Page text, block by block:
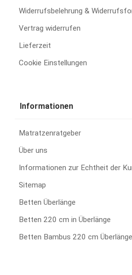
Widerrufsbelehrung &
Vertrag widerrufen
Lieferzeit
Cookie Einstellungen
Informationen
Matratzenratgeber
Über uns
Informationen zur Echtheit der
Sitemap
Betten Überlänge
Betten 220 cm in Überlänge
Betten Bambus 220 cm Überlänge